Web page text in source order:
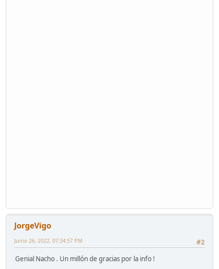
JorgeVigo
#2
Junio 26, 2022, 07:34:57 PM
Genial Nacho . Un millón de gracias por la info !